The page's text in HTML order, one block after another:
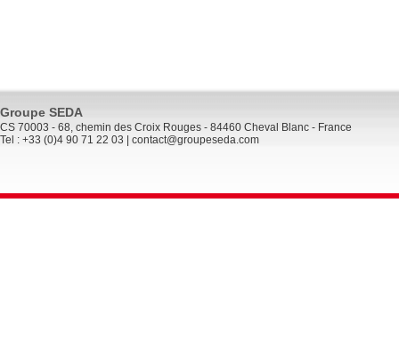
Groupe SEDA
CS 70003 - 68, chemin des Croix Rouges - 84460 Cheval Blanc - France
Tel : +33 (0)4 90 71 22 03 | contact@groupeseda.com